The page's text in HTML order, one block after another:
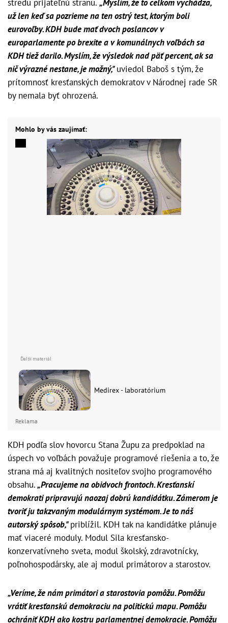
stredu prijateľnú stranu. „Myslím, že to celkom vychádza,
už len keď sa pozrieme na ten ostrý test, ktorým boli
eurovoľby. KDH bude mať dvoch poslancov v
europarlamente po brexite a v komunálnych voľbách sa
KDH tiež darilo. Myslím, že výsledok nad päť percent, ak sa
nič výrazné nestane, je možný,"uviedol Baboš s tým, že
prítomnosť kresťanských demokratov v Národnej rade SR
by nemala byť ohrozená.
Mohlo by vás zaujímať:
Medirex - laboratórium
Reklama
KDH podľa slov hovorcu Stana Župu za predpoklad na
úspech vo voľbách považuje programové riešenia a to, že
strana má aj kvalitných nositeľov svojho programového
obsahu.„Pracujeme na obidvoch frontoch. Kresťanskí
demokrati pripravujú naozaj dobrú kandidátku. Zámerom je
tvoriť ju takzvaným modulárnym systémom. Je to náš
autorský spôsob,"priblížil. KDH tak na kandidátke plánuje
mať viaceré moduly. Modul Sila kresťansko-
konzervatívneho sveta, modul školský, zdravotnícky,
poľnohospodársky, ale aj modul primátorov a starostov.
„Veríme, že nám primátori a starostovia pomôžu. Pomôžu
vrátiť kresťanskú demokraciu na politickú mapu. Pomôžu
ochrániť KDH ako kostru parlamentnej demokracie. Pomôžu